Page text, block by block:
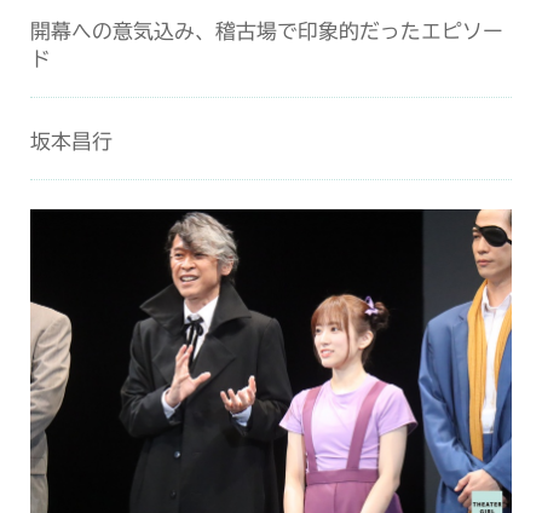
開幕への意気込み、稽古場で印象的だったエピソー
ド
坂本昌行